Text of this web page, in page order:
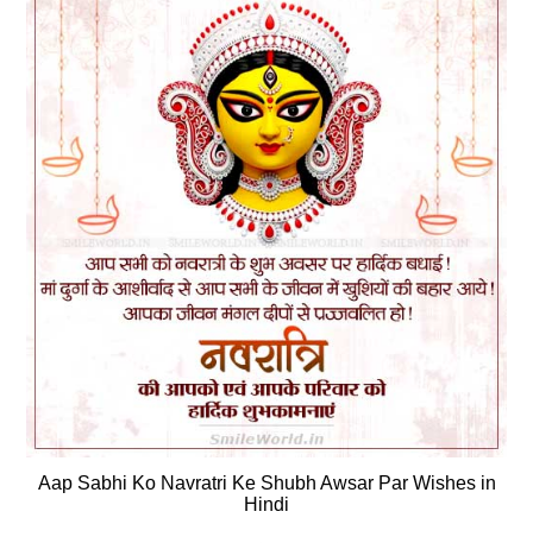
Aap Sabhi Ko Navratri Ke Shubh Awsar Par Wishes in
Hindi